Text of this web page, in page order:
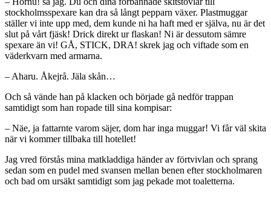
stockholmsspexare kan dra så långt pepparn växer. Plastmuggar
ställer vi inte upp med, dem kunde ni ha haft med er själva, nu är det
slut på vårt fjäsk! Drick direkt ur flaskan! Ni är dessutom sämre
spexare än vi! GÅ, STICK, DRA! skrek jag och viftade som en
väderkvarn med armarna.
– Aharu. Åkejrå. Jäla skån…
Och så vände han på klacken och började gå nedför trappan
samtidigt som han ropade till sina kompisar:
– Näe, ja fattarnte varom säjer, dom har inga muggar! Vi får väl skita
när vi kommer tillbaka till hotellet!
Jag vred förstås mina matkladdiga händer av förtvivlan och sprang
sedan som en pudel med svansen mellan benen efter stockholmaren
och bad om ursäkt samtidigt som jag pekade mot toaletterna.